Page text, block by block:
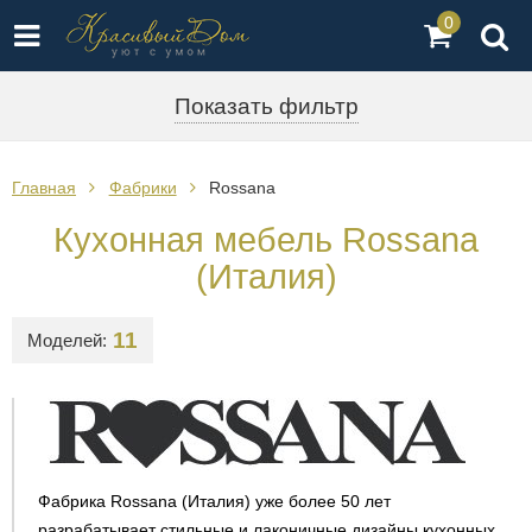
0
Показать фильтр
Главная Фабрики Rossana
Кухонная мебель Rossana
(Италия)
Моделей: 11
Фабрика Rossana (Италия) уже более 50 лет